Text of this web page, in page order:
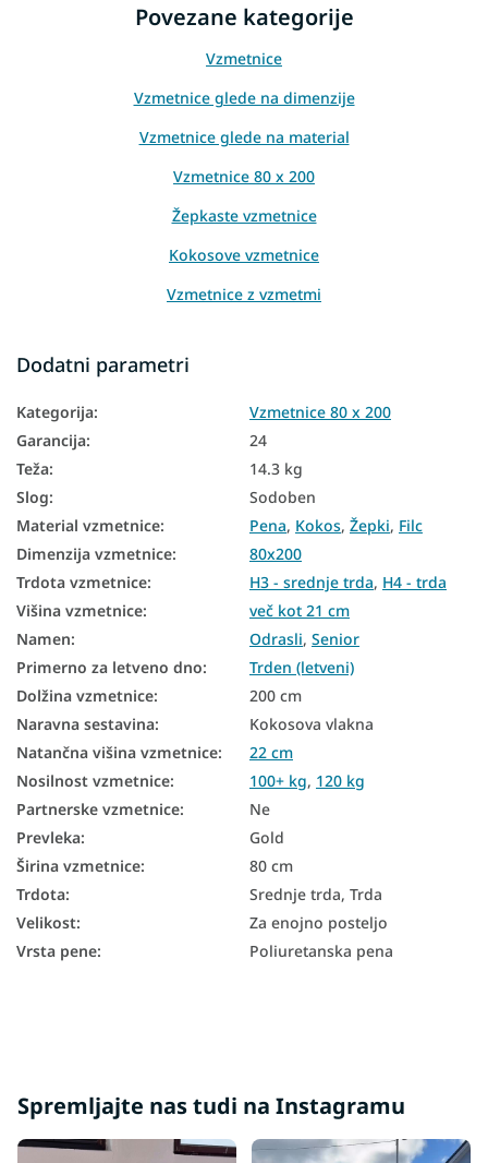
Povezane kategorije
Vzmetnice
Vzmetnice glede na dimenzije
Vzmetnice glede na material
Vzmetnice 80 x 200
Žepkaste vzmetnice
Kokosove vzmetnice
Vzmetnice z vzmetmi
Vzmetnice glede na nosilnost
Visoke vzmetnice
Vzmetnice PUR pena
Bio vzmetnice
Vzmetnice iz naravnih materialov
Talne vzmetnice
Talne vzmetnice
Dvostranske vzmetnice
Vzmetnice glede na trdoto
Trde vzmetnice
Majhne vzmetnice
Antialergijske vzmetnice
Vzmetnice za starejše
Žepkaste vzmetnice 80x200
Kokosove vzmetnice 80x200
Visoke vzmetnice 80x200
Dodatni parametri
Kategorija:
Vzmetnice 80 x 200
Garancija:
24
Teža:
14.3 kg
Slog:
Sodoben
Material vzmetnice: Pena, Kokos, Žepki, Filc
Dimenzija vzmetnice:
80x200
Trdota vzmetnice: H3 - srednje trda, H4 - trda
Višina vzmetnice:
več kot 21 cm
Namen: Odrasli, Senior
Primerno za letveno dno:
Trden (letveni)
Dolžina vzmetnice:
200 cm
Naravna sestavina:
Kokosova vlakna
Natančna višina vzmetnice:
22 cm
Nosilnost vzmetnice: 100+ kg, 120 kg
Partnerske vzmetnice:
Ne
Prevleka:
Gold
Širina vzmetnice:
80 cm
Trdota:
Srednje trda, Trda
Velikost:
Za enojno posteljo
Vrsta pene: Poliuretanska pena
Spremljajte nas tudi na Instagramu